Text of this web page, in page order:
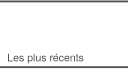
Les plus récents